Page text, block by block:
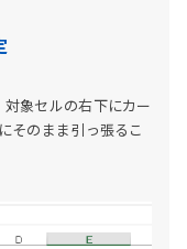
象セルの右下にカー
そのまま引っ張るこ